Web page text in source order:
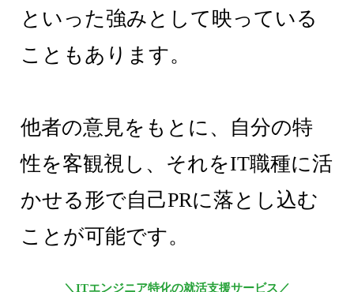
といった強みとして映っている
こともあります。
他者の意見をもとに、自分の特
性を客観視し、それをIT職種に活
かせる形で自己PRに落とし込む
ことが可能です。
＼ITエンジニア特化の就活支援サービス／